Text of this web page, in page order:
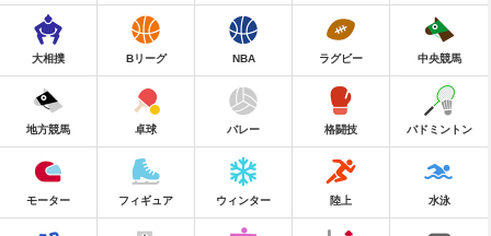
大相撲 Bリーグ NBA ラグビー 中央競馬
地方競馬 卓球 バレー 格闘技 バドミントン
モーター フィギュア ウィンター 陸上 水泳